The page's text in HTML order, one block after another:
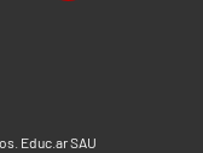
Educ.ar SAU